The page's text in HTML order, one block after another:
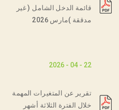
قائمة الدخل الشامل ( غير
مدققة )مارس 2026
22 - 04 - 2026
تقرير عن المتغيرات المهمة
خلال الفترة الثلاثة أشهر